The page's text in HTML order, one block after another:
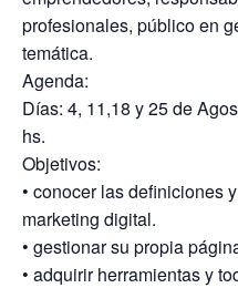
profesionales, público en
temática.
Agenda:
Días: 4, 11,18 y 25 de
hs.
Objetivos:
• conocer las definiciones
marketing digital.
• gestionar su propia
• adquirir herramientas y